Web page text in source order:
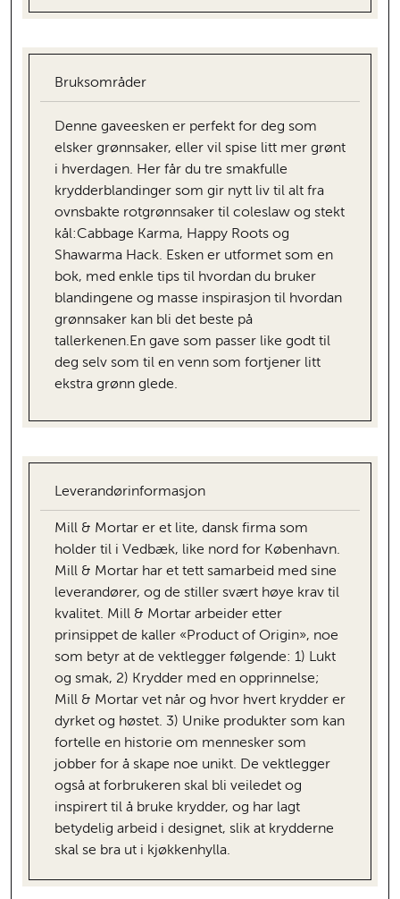
Bruksområder
Denne gaveesken er perfekt for deg som
elsker grønnsaker, eller vil spise litt mer grønt
i hverdagen. Her får du tre smakfulle
krydderblandinger som gir nytt liv til alt fra
ovnsbakte rotgrønnsaker til coleslaw og stekt
kål:Cabbage Karma, Happy Roots og
Shawarma Hack. Esken er utformet som en
bok, med enkle tips til hvordan du bruker
blandingene og masse inspirasjon til hvordan
grønnsaker kan bli det beste på
tallerkenen.En gave som passer like godt til
deg selv som til en venn som fortjener litt
ekstra grønn glede.
Leverandørinformasjon
Mill & Mortar er et lite, dansk firma som
holder til i Vedbæk, like nord for København.
Mill & Mortar har et tett samarbeid med sine
leverandører, og de stiller svært høye krav til
kvalitet. Mill & Mortar arbeider etter
prinsippet de kaller «Product of Origin», noe
som betyr at de vektlegger følgende: 1) Lukt
og smak, 2) Krydder med en opprinnelse;
Mill & Mortar vet når og hvor hvert krydder er
dyrket og høstet. 3) Unike produkter som kan
fortelle en historie om mennesker som
jobber for å skape noe unikt. De vektlegger
også at forbrukeren skal bli veiledet og
inspirert til å bruke krydder, og har lagt
betydelig arbeid i designet, slik at krydderne
skal se bra ut i kjøkkenhylla.